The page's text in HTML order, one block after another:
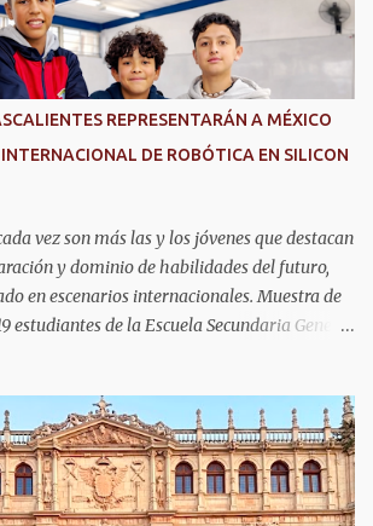
REPRESENTARÁN A MÉXICO
DE ROBÓTICA EN SILICON
vez son más las y los jóvenes que destacan
y dominio de habilidades del futuro,
en escenarios internacionales. Muestra de
estudiantes de la Escuela Secundaria General
de todo el mundo. Su pase lo obtuvieron en
en Puerto Vallarta, tras destacar por su
y habilidades en programación, diseño de
equipo. Divididos en cinco equipos,